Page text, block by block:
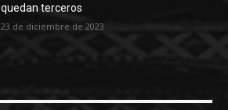
quedan terceros
23 de diciembre de 2023